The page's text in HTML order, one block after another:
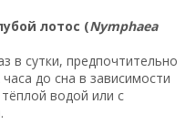
лотос (Nymphaea
в сутки, предпочтительно
до сна в зависимости
водой или с